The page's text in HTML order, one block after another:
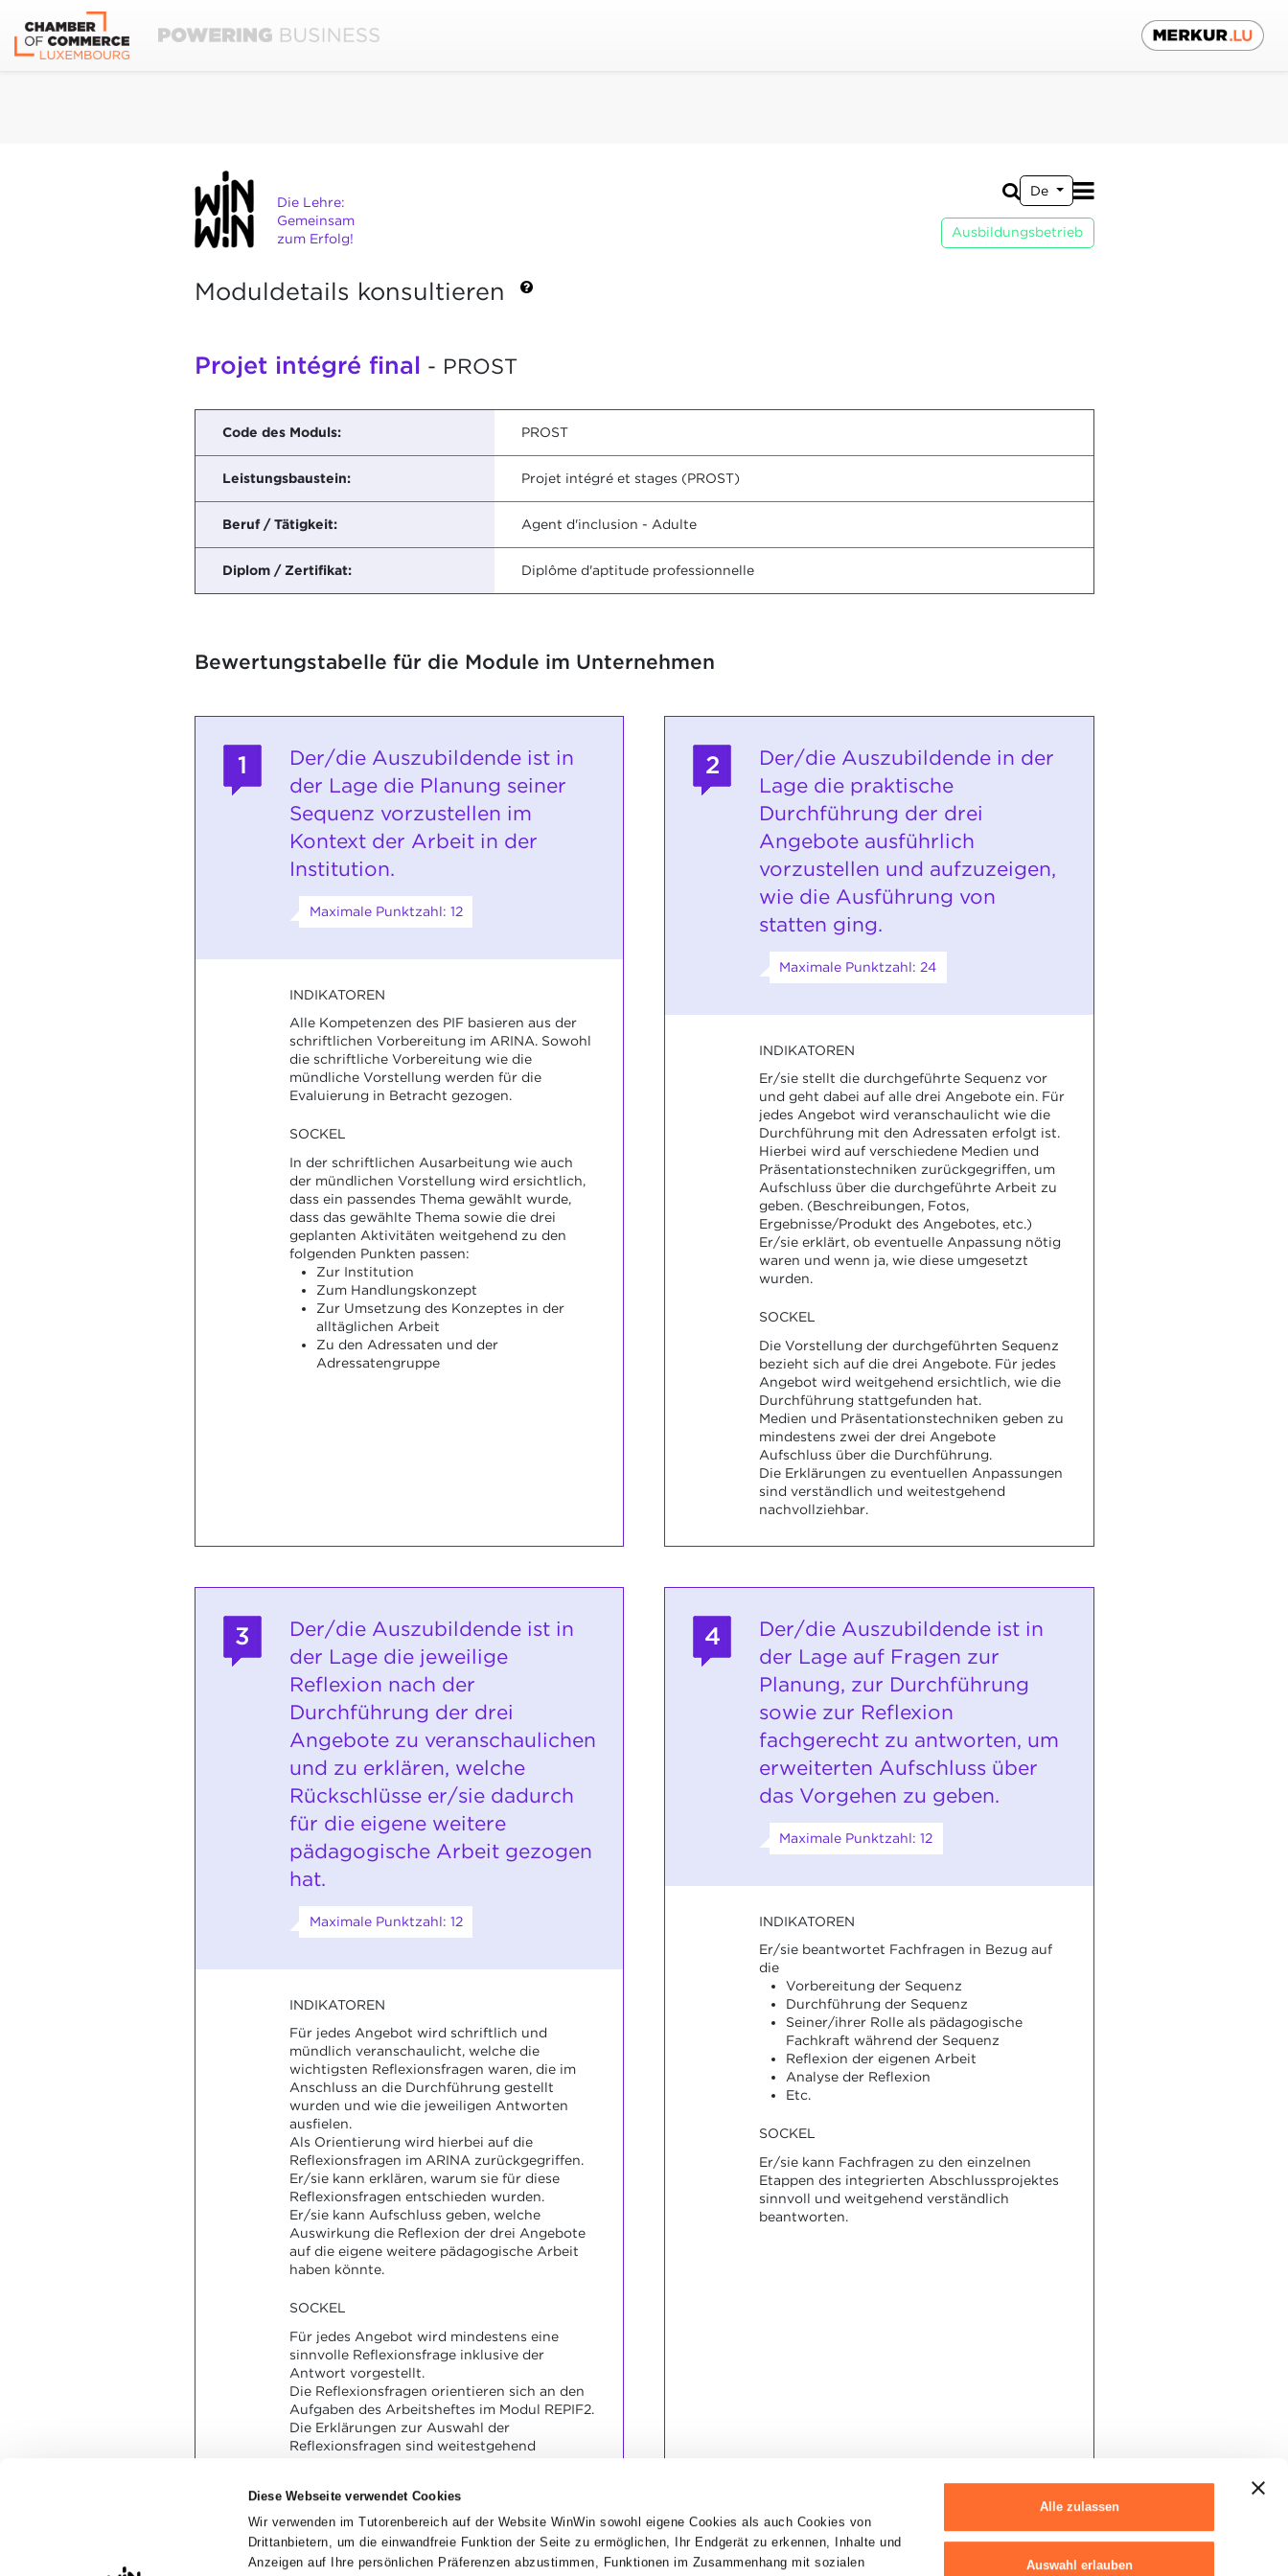
Diese Webseite verwendet Cookies
Wir verwenden im Tutorenbereich auf der Website WinWin sowohl eigene Cookies als auch Cookies von
Drittanbietern, um die einwandfreie Funktion der Seite zu ermöglichen, Ihr Endgerät zu erkennen, Inhalte und
Anzeigen auf Ihre persönlichen Präferenzen abzustimmen, Funktionen im Zusammenhang mit sozialen
Alle zulassen
Auswahl erlauben
Die Lehre:
Gemeinsam
zum Erfolg!
De
Ausbildungsbetrieb
Moduldetails konsultieren
Projet intégré final - PROST
Code des Moduls: PROST
Leistungsbaustein: Projet intégré et stages (PROST)
Beruf / Tätigkeit: Agent d'inclusion - Adulte
Diplom / Zertifikat: Diplôme d'aptitude professionnelle
Bewertungstabelle für die Module im Unternehmen
1
Der/die Auszubildende ist in
der Lage die Planung seiner
Sequenz vorzustellen im
Kontext der Arbeit in der
Institution.
Maximale Punktzahl: 12
INDIKATOREN
Alle Kompetenzen des PIF basieren aus der
schriftlichen Vorbereitung im ARINA. Sowohl
die schriftliche Vorbereitung wie die
mündliche Vorstellung werden für die
Evaluierung in Betracht gezogen.
SOCKEL
In der schriftlichen Ausarbeitung wie auch
der mündlichen Vorstellung wird ersichtlich,
dass ein passendes Thema gewählt wurde,
dass das gewählte Thema sowie die drei
geplanten Aktivitäten weitgehend zu den
folgenden Punkten passen:
Zur Institution
Zum Handlungskonzept
Zur Umsetzung des Konzeptes in der
alltäglichen Arbeit
Zu den Adressaten und der
Adressatengruppe
2
Der/die Auszubildende in der
Lage die praktische
Durchführung der drei
Angebote ausführlich
vorzustellen und aufzuzeigen,
wie die Ausführung von
statten ging.
Maximale Punktzahl: 24
INDIKATOREN
Er/sie stellt die durchgeführte Sequenz vor
und geht dabei auf alle drei Angebote ein. Für
jedes Angebot wird veranschaulicht wie die
Durchführung mit den Adressaten erfolgt ist.
Hierbei wird auf verschiedene Medien und
Präsentationstechniken zurückgegriffen, um
Aufschluss über die durchgeführte Arbeit zu
geben. (Beschreibungen, Fotos,
Ergebnisse/Produkt des Angebotes, etc.)
Er/sie erklärt, ob eventuelle Anpassung nötig
waren und wenn ja, wie diese umgesetzt
wurden.
SOCKEL
Die Vorstellung der durchgeführten Sequenz
bezieht sich auf die drei Angebote. Für jedes
Angebot wird weitgehend ersichtlich, wie die
Durchführung stattgefunden hat.
Medien und Präsentationstechniken geben zu
mindestens zwei der drei Angebote
Aufschluss über die Durchführung.
Die Erklärungen zu eventuellen Anpassungen
sind verständlich und weitestgehend
nachvollziehbar.
3
Der/die Auszubildende ist in
der Lage die jeweilige
Reflexion nach der
Durchführung der drei
Angebote zu veranschaulichen
und zu erklären, welche
Rückschlüsse er/sie dadurch
für die eigene weitere
pädagogische Arbeit gezogen
hat.
Maximale Punktzahl: 12
INDIKATOREN
Für jedes Angebot wird schriftlich und
mündlich veranschaulicht, welche die
wichtigsten Reflexionsfragen waren, die im
Anschluss an die Durchführung gestellt
wurden und wie die jeweiligen Antworten
ausfielen.
Als Orientierung wird hierbei auf die
Reflexionsfragen im ARINA zurückgegriffen.
Er/sie kann erklären, warum sie für diese
Reflexionsfragen entschieden wurden.
Er/sie kann Aufschluss geben, welche
Auswirkung die Reflexion der drei Angebote
auf die eigene weitere pädagogische Arbeit
haben könnte.
SOCKEL
Für jedes Angebot wird mindestens eine
sinnvolle Reflexionsfrage inklusive der
Antwort vorgestellt.
Die Reflexionsfragen orientieren sich an den
Aufgaben des Arbeitsheftes im Modul REPIF2.
Die Erklärungen zur Auswahl der
Reflexionsfragen sind weitestgehend
Reflexion der drei Angebote sind weitgehend
verständlich und lassen erkennen, dass sich
Gedanken über die weitere pädagogische
Arbeit gemacht wurden.
4
Der/die Auszubildende ist in
der Lage auf Fragen zur
Planung, zur Durchführung
sowie zur Reflexion
fachgerecht zu antworten, um
erweiterten Aufschluss über
das Vorgehen zu geben.
Maximale Punktzahl: 12
INDIKATOREN
Er/sie beantwortet Fachfragen in Bezug auf
die
Vorbereitung der Sequenz
Durchführung der Sequenz
Seiner/ihrer Rolle als pädagogische
Fachkraft während der Sequenz
Reflexion der eigenen Arbeit
Analyse der Reflexion
Etc.
SOCKEL
Er/sie kann Fachfragen zu den einzelnen
Etappen des integrierten Abschlussprojektes
sinnvoll und weitgehend verständlich
beantworten.